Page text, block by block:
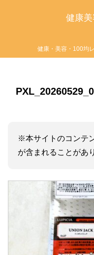
健康
健康・美容・100均
※本サイトのコンテ
が含まれることがあ